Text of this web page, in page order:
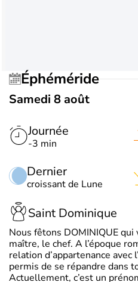
Éphéméride
Samedi 8 août
Journée
-3 min
Dernier
croissant de Lune
Saint Dominique
Nous fêtons DOMINIQUE
maître, le chef. A l’époque
relation d’appartenance avec
permis de se répandre dans
Actuellement, c’est un